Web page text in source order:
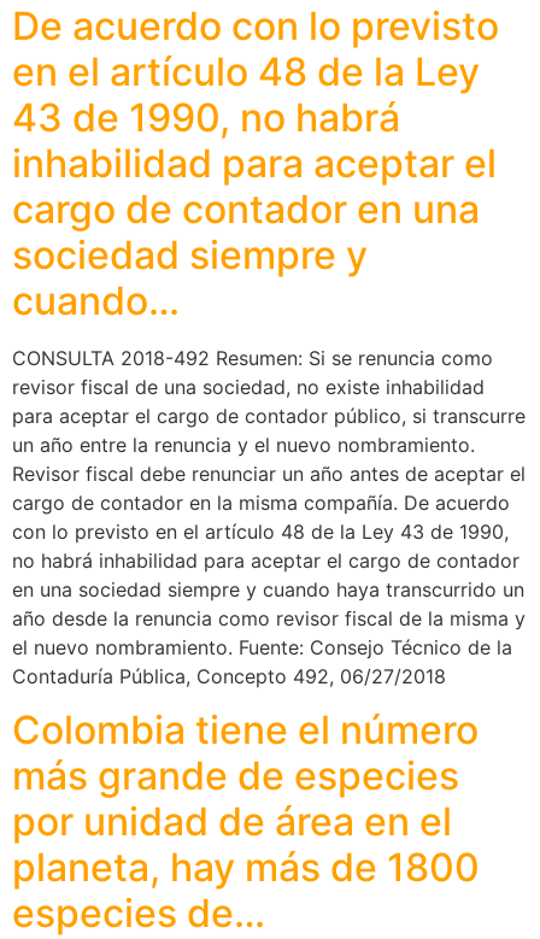
De acuerdo con lo previsto
en el artículo 48 de la Ley
43 de 1990, no habrá
inhabilidad para aceptar el
cargo de contador en una
sociedad siempre y
cuando…
CONSULTA 2018-492 Resumen: Si se renuncia como
revisor fiscal de una sociedad, no existe inhabilidad
para aceptar el cargo de contador público, si transcurre
un año entre la renuncia y el nuevo nombramiento.
Revisor fiscal debe renunciar un año antes de aceptar el
cargo de contador en la misma compañía. De acuerdo
con lo previsto en el artículo 48 de la Ley 43 de 1990,
no habrá inhabilidad para aceptar el cargo de contador
en una sociedad siempre y cuando haya transcurrido un
año desde la renuncia como revisor fiscal de la misma y
el nuevo nombramiento. Fuente: Consejo Técnico de la
Contaduría Pública, Concepto 492, 06/27/2018
Colombia tiene el número
más grande de especies
por unidad de área en el
planeta, hay más de 1800
especies de…